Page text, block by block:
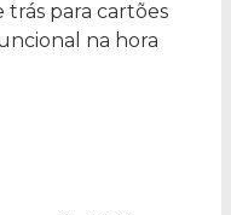
para cartões
na hora